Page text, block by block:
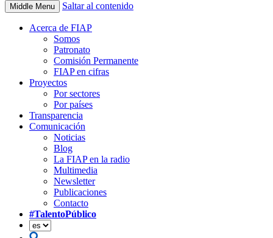
Middle Menu Saltar al contenido
Acerca de FIAP
Somos
Patronato
Comisión Permanente
FIAP en cifras
Proyectos
Por sectores
Por países
Transparencia
Comunicación
Noticias
Blog
La FIAP en la radio
Multimedia
Newsletter
Publicaciones
Contacto
#TalentoPúblico